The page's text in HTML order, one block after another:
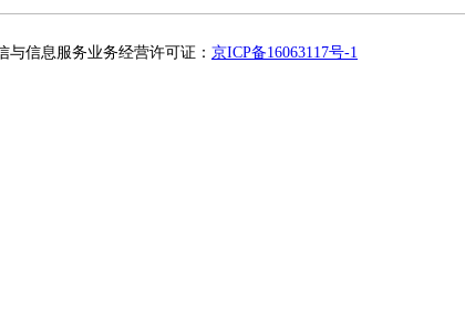
与信息服务业务经营许可证： 京ICP备16063117号-1